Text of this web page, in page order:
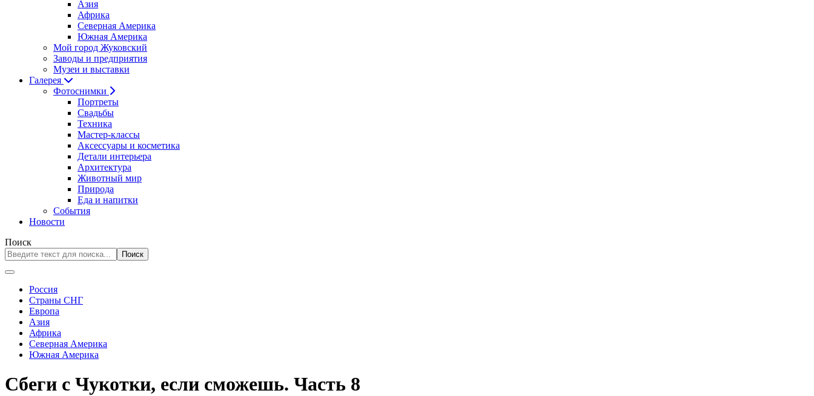
Азия
Африка
Северная Америка
Южная Америка
Мой город Жуковский
Заводы и предприятия
Музеи и выставки
Галерея
Фотоснимки
Портреты
Свадьбы
Техника
Мастер-классы
Аксессуары и косметика
Детали интерьера
Архитектура
Животный мир
Природа
Еда и напитки
События
Новости
Поиск
Поиск
Россия
Страны СНГ
Европа
Азия
Африка
Северная Америка
Южная Америка
Сбеги с Чукотки, если сможешь. Часть 8